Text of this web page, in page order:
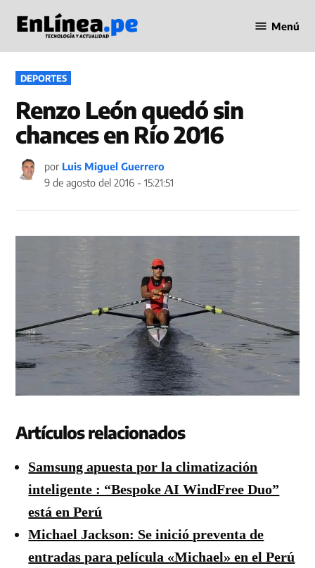
contenido
en Línea
Menú
PUBLICADO
EN
DEPORTES
Renzo León quedó sin
chances en Río 2016
por Luis Miguel Guerrero
9 de agosto del 2016 - 15:21:51
Artículos relacionados
Samsung apuesta por la climatización
inteligente : “Bespoke AI WindFree Duo”
está en Perú
Michael Jackson: Se inició preventa de
entradas para película «Michael» en el Perú